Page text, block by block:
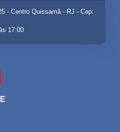
- Centro Quissamã - RJ - Cep:
17:00